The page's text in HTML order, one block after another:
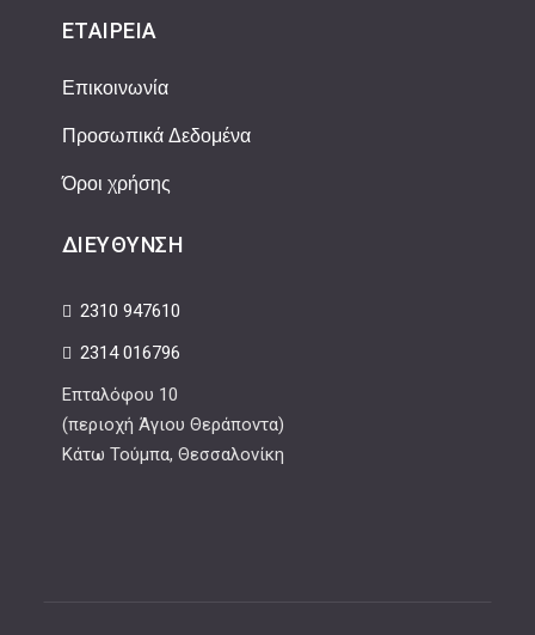
ΕΤΑΙΡΕΊΑ
Επικοινωνία
Προσωπικά Δεδομένα
Όροι χρήσης
ΔΙΕΎΘΥΝΣΗ
2310 947610
2314 016796
Επταλόφου 10
(περιοχή Άγιου Θεράποντα)
Κάτω Τούμπα, Θεσσαλονίκη